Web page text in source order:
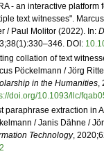
- an interactive
text witnesses".
/ Paul Molitor (2022). In:
DOI:
collation of text
Pöckelmann / Jörg
in the Humanities
doi.org/10.1093/llc/
paraphrase extraction in
/ Janis Dähne /
Technology,